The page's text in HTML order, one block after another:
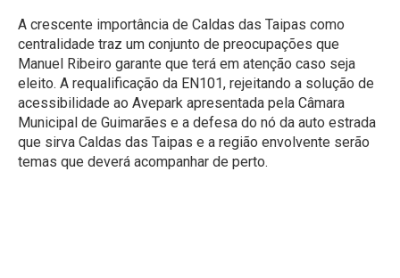
A crescente importância de Caldas das Taipas como
centralidade traz um conjunto de preocupações que
Manuel Ribeiro garante que terá em atenção caso seja
eleito. A requalificação da EN101, rejeitando a solução de
acessibilidade ao Avepark apresentada pela Câmara
Municipal de Guimarães e a defesa do nó da auto estrada
que sirva Caldas das Taipas e a região envolvente serão
temas que deverá acompanhar de perto.